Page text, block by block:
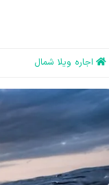
اجاره ویلا شمال